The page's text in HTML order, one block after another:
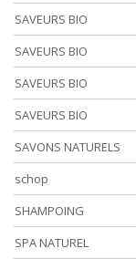
SAVEURS BIO
SAVEURS BIO
SAVEURS BIO
SAVEURS BIO
SAVONS NATURELS
schop
SHAMPOING
SPA NATUREL